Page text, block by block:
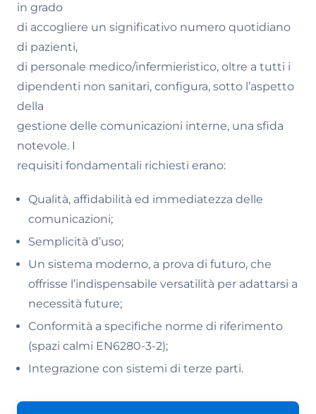
in grado
di accogliere un significativo numero quotidiano
di pazienti,
di personale medico/infermieristico, oltre a tutti i
dipendenti non sanitari, configura, sotto l’aspetto
della
gestione delle comunicazioni interne, una sfida
notevole. I
requisiti fondamentali richiesti erano:
Qualità, affidabilità ed immediatezza delle
comunicazioni;
Semplicità d’uso;
Un sistema moderno, a prova di futuro, che
offrisse l’indispensabile versatilità per adattarsi a
necessità future;
Conformità a specifiche norme di riferimento
(spazi calmi EN6280-3-2);
Integrazione con sistemi di terze parti.